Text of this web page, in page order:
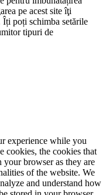
pe acest site îţi
poți schimba setările
tipuri de
experience while you
cookies, the cookies that
your browser as they are
of the website. We
and understand how